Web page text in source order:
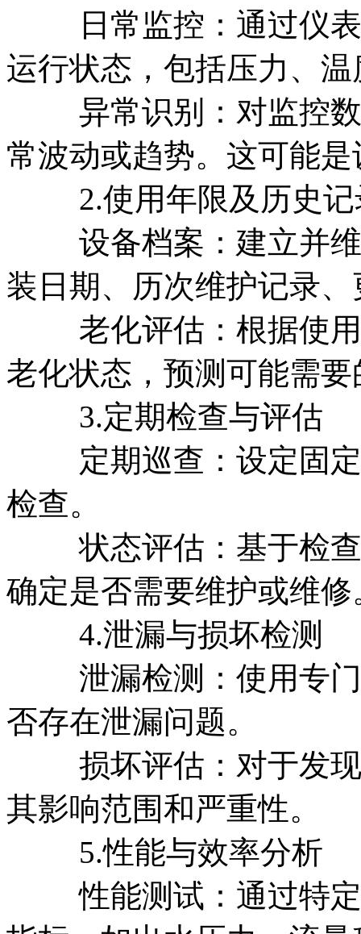
日常监控：通过仪表
运行状态，包括压力、
异常识别：对监控数
常波动或趋势。这可能
2.使用年限及历史记
设备档案：建立并维
装日期、历次维护记录
老化评估：根据使用
老化状态，预测可能需
3.定期检查与评估
定期巡查：设定固定
检查。
状态评估：基于检查
确定是否需要维护或维修
4.泄漏与损坏检测
泄漏检测：使用专门
否存在泄漏问题。
损坏评估：对于发现
其影响范围和严重性。
5.性能与效率分析
性能测试：通过特定